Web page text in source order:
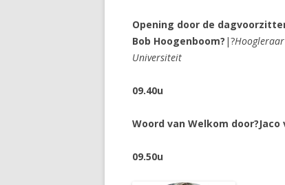
Opening door de
Bob Hoogenboom? |?
Universiteit
09.40u
Woord van Welkom door?Jaco
09.50u